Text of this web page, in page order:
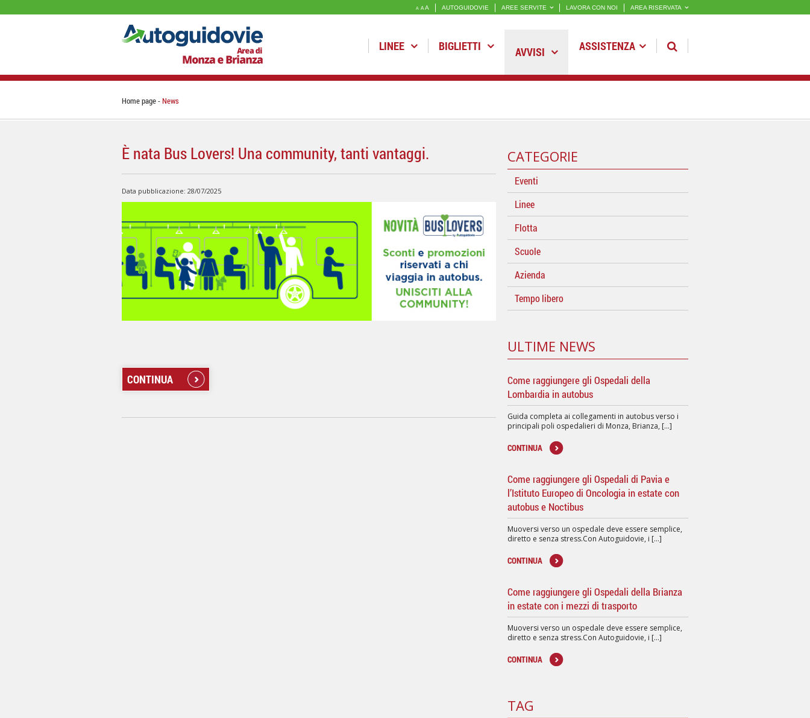
A A A AUTOGUIDOVIE AREE SERVITE LAVORA CON NOI AREA RISERVATA
LINEE BIGLIETTI AVVISI ASSISTENZA
Home page News
È nata Bus Lovers! Una community, tanti vantaggi.
Data pubblicazione: 28/07/2025
CONTINUA
CATEGORIE
Eventi
Linee
Flotta
Scuole
Azienda
Tempo libero
ULTIME NEWS
Come raggiungere gli Ospedali della
Lombardia in autobus
Guida completa ai collegamenti in autobus verso i
principali poli ospedalieri di Monza, Brianza, [...]
CONTINUA
Come raggiungere gli Ospedali di Pavia e
l’Istituto Europeo di Oncologia in estate con
autobus e Noctibus
Muoversi verso un ospedale deve essere semplice,
diretto e senza stress.Con Autoguidovie, i [...]
CONTINUA
Come raggiungere gli Ospedali della Brianza
in estate con i mezzi di trasporto
Muoversi verso un ospedale deve essere semplice,
diretto e senza stress.Con Autoguidovie, i [...]
CONTINUA
TAG